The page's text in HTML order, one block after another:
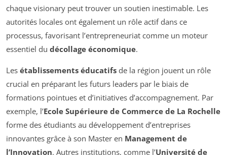
chaque visionary peut trouver un soutien inestimable. Les
autorités locales ont également un rôle actif dans ce
processus, favorisant l’entrepreneuriat comme un moteur
essentiel du décollage économique.
Les établissements éducatifs de la région jouent un rôle
crucial en préparant les futurs leaders par le biais de
formations pointues et d’initiatives d’accompagnement. Par
exemple, l’Ecole Supérieure de Commerce de La Rochelle
forme des étudiants au développement d’entreprises
innovantes grâce à son Master en Management de
l’Innovation. Autres institutions, comme l’Université de